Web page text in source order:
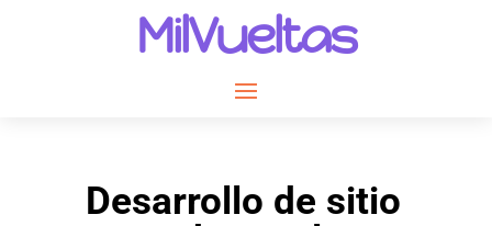
MilVueltas
Desarrollo de sitio